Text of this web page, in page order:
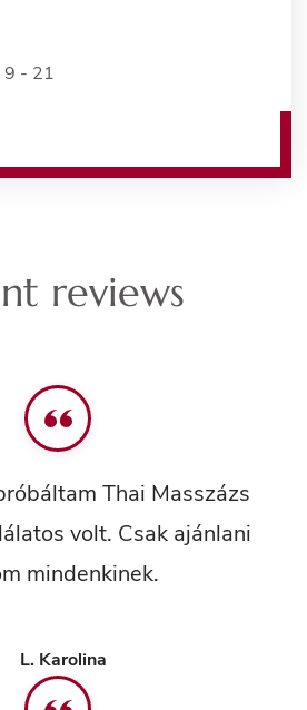
9 - 21
reviews
L. Karolina
Thai Masszázs
volt. Csak ajánlani
mindenkinek.